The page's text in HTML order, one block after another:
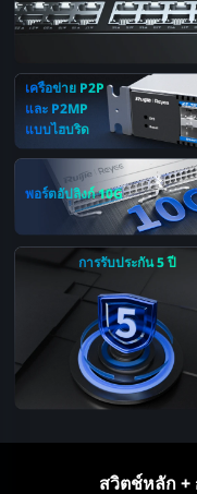
เครือข่าย P2P
และ P2MP
แบบไฮบริด
พอร์ตอัปลิงก์ 10G
การรับประกัน 5 ปี
สวิตช์หลัก +